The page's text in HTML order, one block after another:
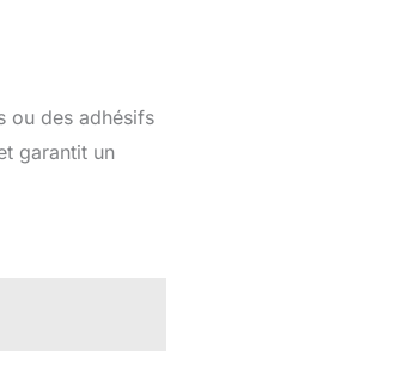
ou des adhésifs
garantit un